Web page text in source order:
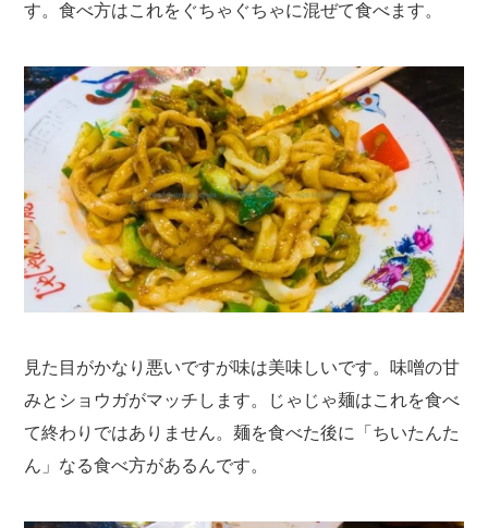
す。食べ方はこれをぐちゃぐちゃに混ぜて食べます。
見た目がかなり悪いですが味は美味しいです。味噌の甘
みとショウガがマッチします。じゃじゃ麺はこれを食べ
て終わりではありません。麺を食べた後に「ちいたんた
ん」なる食べ方があるんです。